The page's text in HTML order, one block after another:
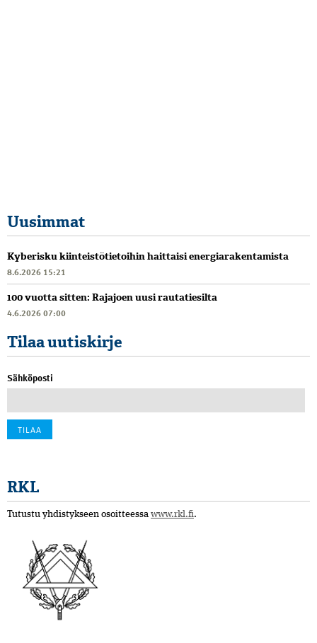
Uusimmat
Kyberisku kiinteistötietoihin haittaisi energiarakentamista
8.6.2026 15:21
100 vuotta sitten: Rajajoen uusi rautatiesilta
4.6.2026 07:00
Tilaa uutiskirje
Sähköposti
RKL
Tutustu yhdistykseen osoitteessa www.rkl.fi.